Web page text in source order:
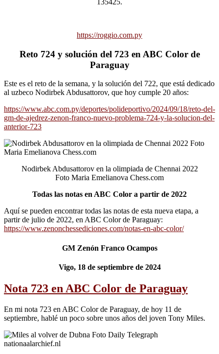
https://roggio.com.py
Reto 724 y solución del 723 en ABC Color de
Paraguay
Este es el reto de la semana, y la solución del 722, que está dedicado
al uzbeco Nodirbek Abdusattorov, que hoy cumple 20 años:
https://www.abc.com.py/deportes/polideportivo/2024/09/18/reto-del-
gm-de-ajedrez-zenon-franco-nuevo-problema-724-y-la-solucion-del-
anterior-723
Nodirbek Abdusattorov en la olimpiada de Chennai 2022
Foto Maria Emelianova Chess.com
Todas las notas en ABC Color a partir de 2022
Aquí se pueden encontrar todas las notas de esta nueva etapa, a
partir de julio de 2022, en ABC Color de Paraguay:
https://www.zenonchessediciones.com/notas-en-abc-color/
GM Zenón Franco Ocampos
Vigo, 18 de septiembre de 2024
Nota 723 en ABC Color de Paraguay
En mi nota 723 en ABC Color de Paraguay, de hoy 11 de
septiembre, hablé un poco sobre unos años del joven Tony Miles.